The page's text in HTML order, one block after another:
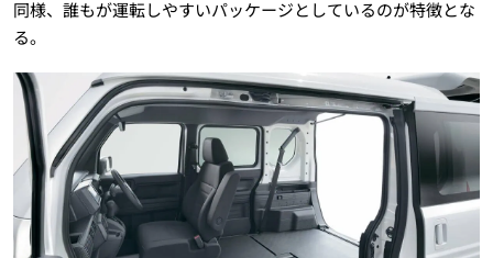
同様、誰もが運転しやすいパッケージとしているのが特徴とな
る。